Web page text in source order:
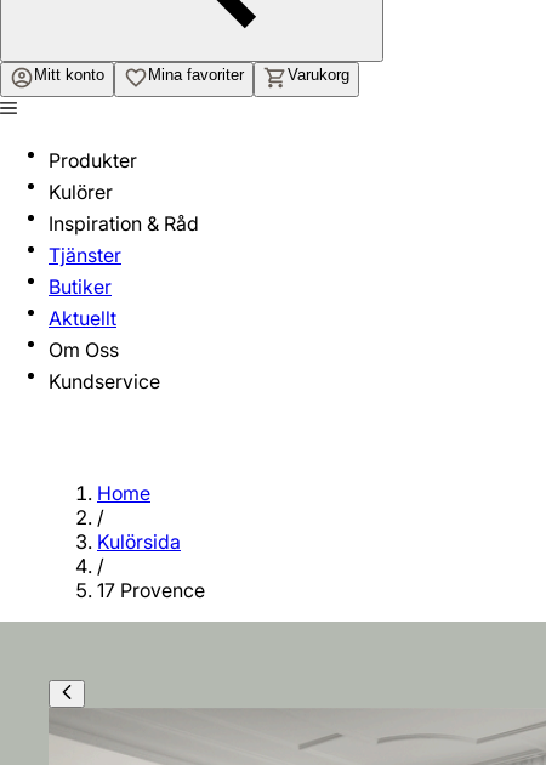
Mitt konto Mina favoriter Varukorg
Produkter
Kulörer
Inspiration & Råd
Tjänster
Butiker
Aktuellt
Om Oss
Kundservice
Home
/
Kulörsida
/
17 Provence